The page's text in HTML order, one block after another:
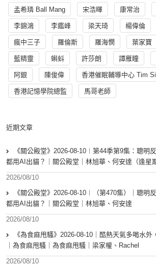
孟希璘 Ball Mang 宋浩暉 康常治
李錦鴻 李鑑峰 梁天琦 楊偉倫
瘋中三子 羅倫斯 羅海憫 葉家寶
藍精靈 蝌蚪 許莎朗 譚雁瞳
阿銀 陳俊偉 香港催眠輔導中心 Tim
香港記憶學院總監 馬哥老師
近期文章
《關公殿堂》2026-08-10︱第44季第9集：聰明
都用AI出貓？｜關公殿堂｜林旭華、何安達（逢星
2026/08/10
《關公殿堂》2026-08-10︱（第470集）｜聰明
都用AI出貓？｜關公殿堂｜林旭華、何安達
2026/08/10
《為食麻甩騷》2026-08-10｜酷熱天氣多喝水外
｜為食麻甩騷｜為食麻甩騷｜梁家權、Rachel
2026/08/10